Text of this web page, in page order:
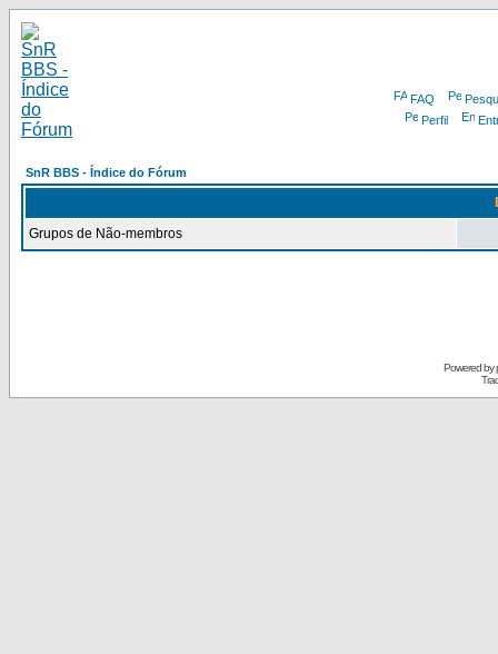
FAQ
Perfil
SnR BBS - Índice do Fórum
Grupos de Não-membros
Powered by